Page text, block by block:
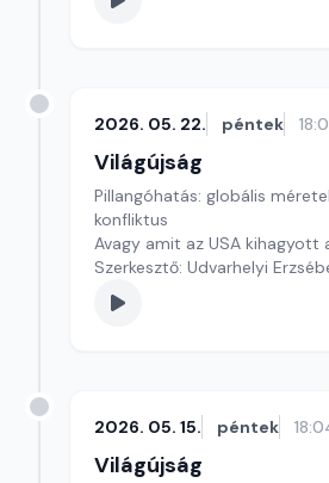
2026. 05. 22. péntek
Világújság
Pillangóhatás: globális
konfliktus
Avagy amit az USA kihagyott
Szerkesztő: Udvarhelyi
2026. 05. 15. péntek
Világújság